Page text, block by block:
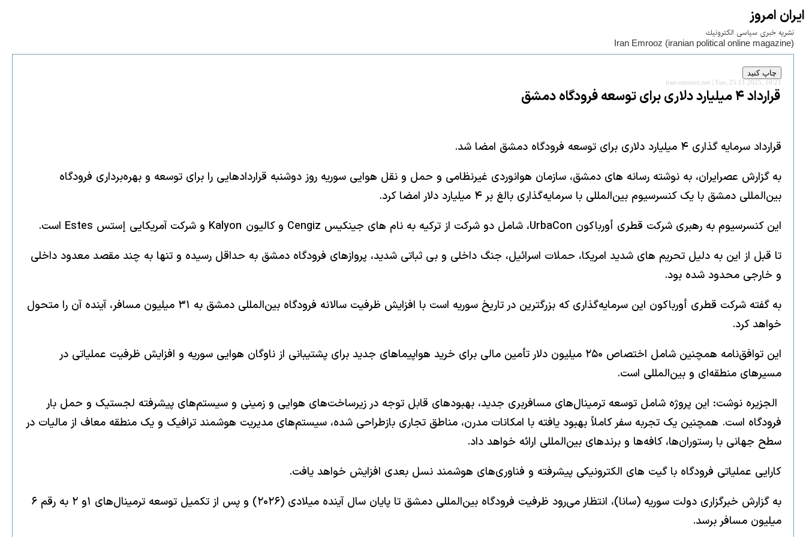
ايران امروز
نشريه خبری سياسی الكترونيك
Iran Emrooz (iranian political online magazine)
iran-emrooz.net | Tue, 25.11.2025, 10:21
قرارداد ۴ میلیارد دلاری برای توسعه فرودگاه دمشق
قرارداد سرمایه گذاری ۴ میلیارد دلاری برای توسعه فرودگاه دمشق امضا شد.
به گزارش عصرایران، به نوشته رسانه های دمشق، سازمان هوانوردی غیرنظامی و حمل و نقل هوایی سوریه روز دوشنبه قراردادهایی را برای توسعه و بهره‌برداری فرودگاه
بین‌المللی دمشق با یک کنسرسیوم بین‌المللی با سرمایه‌گذاری بالغ بر ۴ میلیارد دلار امضا کرد.
این کنسرسیوم به رهبری شرکت قطری أورباكون UrbaCon، شامل دو شرکت‌ از ترکیه به نام های جينكيس Cengiz و كاليون Kalyon و شرکت آمریکایی إستس Estes است.
تا قبل از این به دلیل تحریم های شدید امریکا، حملات اسرائیل، جنگ داخلی و بی ثباتی شدید، پروازهای فرودگاه دمشق به حداقل رسیده و تنها به چند مقصد معدود داخلی
و خارجی محدود شده بود.
به گفته شرکت قطری أورباكون این سرمایه‌گذاری که بزرگترین در تاریخ سوریه است با افزایش ظرفیت سالانه فرودگاه بین‌المللی دمشق به ۳۱ میلیون مسافر، آینده آن را متحول
خواهد کرد.
این توافق‌نامه همچنین شامل اختصاص ۲۵۰ میلیون دلار تأمین مالی برای خرید هواپیماهای جدید برای پشتیبانی از ناوگان هوایی سوریه و افزایش ظرفیت عملیاتی در
مسیرهای منطقه‌ای و بین‌المللی است.
الجزیره نوشت: این پروژه شامل توسعه ترمینال‌های مسافربری جدید، بهبودهای قابل توجه در زیرساخت‌های هوایی و زمینی و سیستم‌های پیشرفته لجستیک و حمل بار
فرودگاه است. همچنین یک تجربه سفر کاملاً بهبود یافته با امکانات مدرن، مناطق تجاری بازطراحی شده، سیستم‌های مدیریت هوشمند ترافیک و یک منطقه معاف از مالیات در
سطح جهانی با رستوران‌ها، کافه‌ها و برندهای بین‌المللی ارائه خواهد داد.
کارایی عملیاتی فرودگاه با گیت های الکترونیکی پیشرفته و فناوری‌های هوشمند نسل بعدی افزایش خواهد یافت.
به گزارش خبرگزاری دولت سوریه (سانا)، انتظار می‌رود ظرفیت فرودگاه بین‌المللی دمشق تا پایان سال آینده میلادی (۲۰۲۶) و پس از تکمیل توسعه ترمینال‌های ۱و ۲ به رقم ۶
میلیون مسافر برسد.